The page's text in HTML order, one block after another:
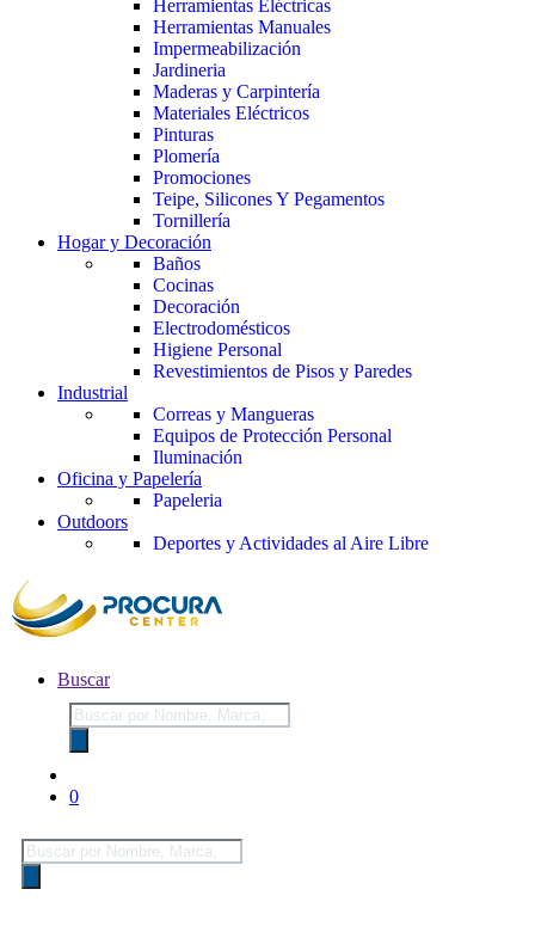
Herramientas Eléctricas
Herramientas Manuales
Impermeabilización
Jardineria
Maderas y Carpintería
Materiales Eléctricos
Pinturas
Plomería
Promociones
Teipe, Silicones Y Pegamentos
Tornillería
Hogar y Decoración
Baños
Cocinas
Decoración
Electrodomésticos
Higiene Personal
Revestimientos de Pisos y Paredes
Industrial
Correas y Mangueras
Equipos de Protección Personal
Iluminación
Oficina y Papelería
Papeleria
Outdoors
Deportes y Actividades al Aire Libre
Buscar
Búsqueda
de
productos
0
Búsqueda
de
productos